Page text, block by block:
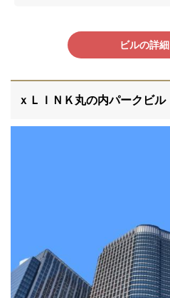
ビルの詳
ｘＬＩＮＫ丸の内パークビル